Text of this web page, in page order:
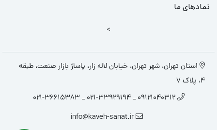
نمادهای ما
>
استان تهران، شهر تهران، خیابان لاله زار، پاساژ بازار صنعت، طبقه
4، پلاک 7
09121040312 _ 021-33929194 _ 021-36615383
info@kaveh-sanat.ir